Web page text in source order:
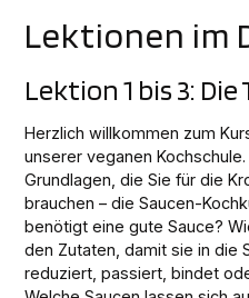
Lektionen im
Lektion 1 bis 3:
Herzlich willkommen zum
unserer veganen
Grundlagen, die Sie für die
brauchen – die Saucen-
benötigt eine gute Sauce?
den Zutaten, damit sie in die
reduziert, passiert, bindet